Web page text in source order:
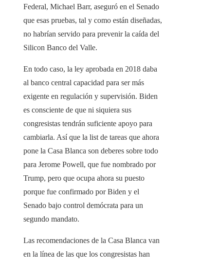
Federal, Michael Barr, aseguró en el Senado
que esas pruebas, tal y como están diseñadas,
no habrían servido para prevenir la caída del
Silicon Banco del Valle.
En todo caso, la ley aprobada en 2018 daba
al banco central capacidad para ser más
exigente en regulación y supervisión. Biden
es consciente de que ni siquiera sus
congresistas tendrán suficiente apoyo para
cambiarla. Así que la list de tareas que ahora
pone la Casa Blanca son deberes sobre todo
para Jerome Powell, que fue nombrado por
Trump, pero que ocupa ahora su puesto
porque fue confirmado por Biden y el
Senado bajo control demócrata para un
segundo mandato.
Las recomendaciones de la Casa Blanca van
en la línea de las que los congresistas han